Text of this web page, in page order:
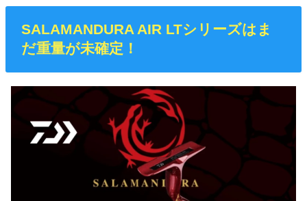
SALAMANDURA AIR LTシリーズはま
だ重量が未確定！